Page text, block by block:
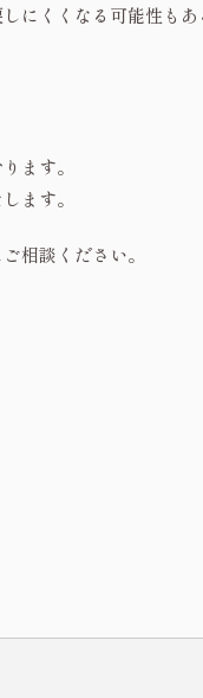
にくくなる可能性も
ます。
ます。
相談ください。